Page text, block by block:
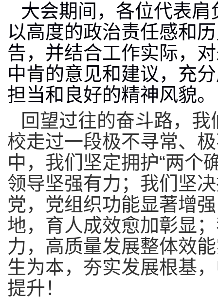
大会期间，各位代表
以高度的政治责任感和
告，并结合工作实际，
中肯的意见和建议，充
担当和良好的精神风貌。
回望过往的奋斗路，
校走过一段极不寻常、
中，我们坚定拥护“两个
领导坚强有力；我们坚
党，党组织功能显著增
地，育人成效愈加彰显
力，高质量发展整体效
生为本，夯实发展根基
提升！